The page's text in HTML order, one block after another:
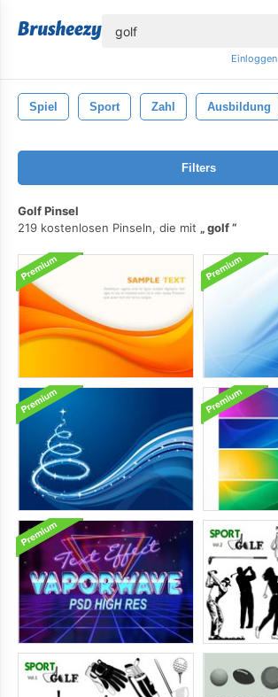
Einloggen
Spiel Sport Zahl Ausbildung
Filters
Golf Pinsel
219 kostenlosen Pinseln, die mit
golf